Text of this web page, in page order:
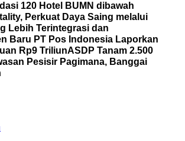
120 Hotel BUMN dibawah
Perkuat Daya Saing melalui
Lebih Terintegrasi dan
Baru PT Pos Indonesia Laporkan
Rp9 TriliunASDP Tanam 2.500
Pesisir Pagimana, Banggai